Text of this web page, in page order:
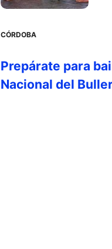
CÓRDOBA
Prepárate para
Nacional del